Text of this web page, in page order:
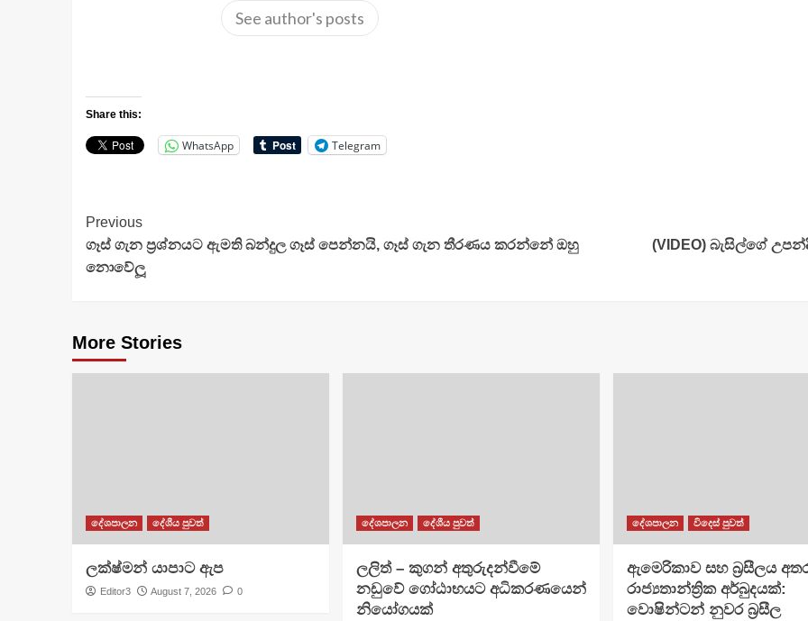
See author's posts
Share this:
WhatsApp Telegram
Continue
Reading
Previous
ගෑස් ගැන ප්‍රශ්නයට ඇමති බන්දුල ගෑස් පෙන්නයි, ගෑස් ගැන තීරණය කරන්නේ ඔහු
නොවේලූ
(VIDEO) බැසිල්ගේ
More Stories
දේශපාලන දේශීය පුවත්
ලක්ෂ්මන් යාපාට ඇප
Editor3 August 7, 2026 0
දේශපාලන දේශීය පුවත්
ලලිත් – කුගන් අතුරුදන්වීමේ
නඩුවේ ගෝඨාභයට අධිකරණයෙන්
නියෝගයක්
දේශපාලන විදෙස් පුවත්
ඇමෙරිකාව සහ බ්‍රසීලය
රාජ්‍යතාන්ත්‍රික අර්බුදයක්:
වොෂින්ටන් නුවර බ්‍රසීල